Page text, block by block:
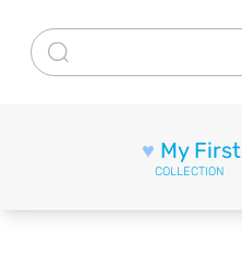
My First
♥
COLLECTION